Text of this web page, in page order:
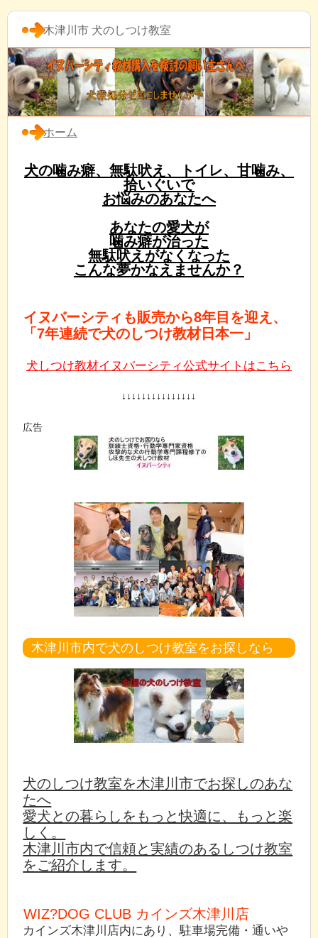
木津川市 犬のしつけ教室
ホーム
犬の噛み癖、無駄吠え、トイレ、甘噛み、
拾いぐいで
お悩みのあなたへ
あなたの愛犬が
噛み癖が治った
無駄吠えがなくなった
こんな夢かなえませんか？
イヌバーシティも販売から8年目を迎え、
「7年連続で犬のしつけ教材日本一」
犬しつけ教材イヌバーシティ公式サイトはこちら
↓↓↓↓↓↓↓↓↓↓↓↓↓↓↓
広告
木津川市内で犬のしつけ教室をお探しなら
犬のしつけ教室を木津川市でお探しのあな
たへ
愛犬との暮らしをもっと快適に、もっと楽
しく。
木津川市内で信頼と実績のあるしつけ教室
をご紹介します。
WIZ?DOG CLUB カインズ木津川店
カインズ木津川店内にあり、駐車場完備・通いや